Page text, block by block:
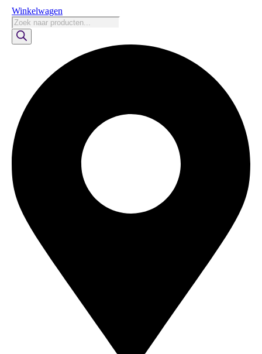
Winkelwagen
Producten
zoeken